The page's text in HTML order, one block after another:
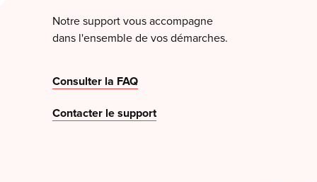
Notre support vous accompagne
dans l'ensemble de vos démarches.
Consulter la FAQ
Contacter le support